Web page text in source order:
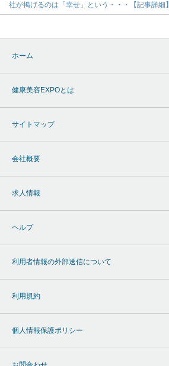
社が掲げるのは「幸せ」という・・・【記事詳細】
ホーム
健康美容EXPOとは
サイトマップ
会社概要
求人情報
ヘルプ
利用者情報の外部送信について
利用規約
個人情報保護ポリシー